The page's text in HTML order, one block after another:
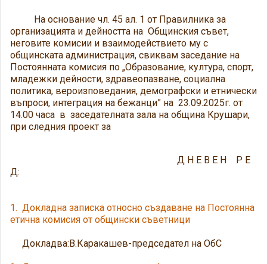
На основание чл. 45 ал. 1 от Правилника за
организацията и дейността на Общинския съвет,
неговите комисии и взаимодействието му с
общинската администрация, свиквам заседание на
Постоянната комисия по „Образование, култура, спорт,
младежки дейности, здравеопазване, социална
политика, вероизповедания, демографски и етнически
въпроси, интеграция на бежанци” на 23.09.2025г. от
14.00 часа в заседателната зала на община Крушари,
при следния проект за
Д Н Е В Е Н Р Е
Д:
1. Докладна записка относно създаване на Постоянна
етична комисия от общински съветници
Докладва:В.Каракашев-председател на ОбС